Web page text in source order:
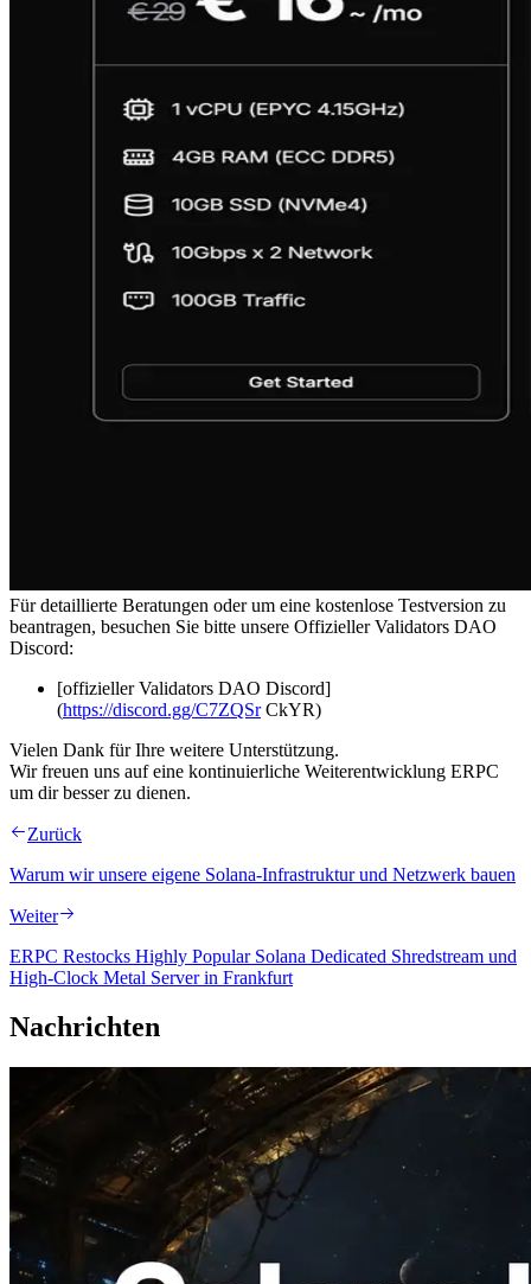
Für detaillierte Beratungen oder um eine kostenlose Testversion zu
beantragen, besuchen Sie bitte unsere Offizieller Validators DAO
Discord:
[offizieller Validators DAO Discord]
(https://discord.gg/C7ZQSrCkYR)
Vielen Dank für Ihre weitere Unterstützung.
Wir freuen uns auf eine kontinuierliche Weiterentwicklung ERPC
um dir besser zu dienen.
Zurück
Warum wir unsere eigene Solana-Infrastruktur und Netzwerk bauen
Weiter
ERPC Restocks Highly Popular Solana Dedicated Shredstream und
High-Clock Metal Server in Frankfurt
Nachrichten